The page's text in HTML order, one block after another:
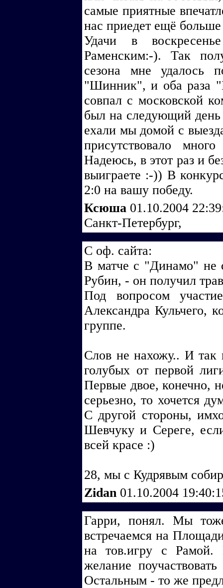
самые приятные
нас приедет ещё
Удачи в
Раменским:-). Так
сезона мне удалось
"Шинник", и оба раза
совпал с московской
был на следующий день
ехали мы домой с
присутствовало
Надеюсь, в этот раз и
выиграете :-)) В
2:0 на вашу победу.
Ксюша 01.10.2004
Санкт-Петербург,
С оф. сайта:
В матче с "Динамо" не
Рубин, - он получил
Под вопросом
Александра Кульчего,
группе.
Слов не нахожу.. И так
голубых от первой
Первые двое, конечно,
серьезно, то хочется
С другой стороны,
Шевчуку и Сереге,
всей красе :)
28, мы с Кудрявым
Zidan 01.10.2004
Гарри, понял. Мы
встречаемся на
на тов.игру с
желание
Остальным - то же